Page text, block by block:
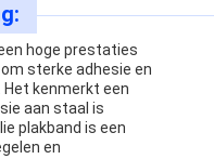
hoge prestaties
sterke adhesie en
kenmerkt een
aan staal is
plakband is een
en